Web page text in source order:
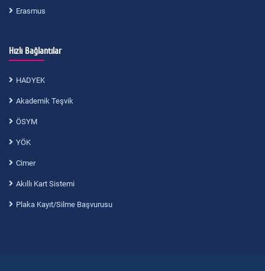
Erasmus
Hızlı Bağlantılar
HADYEK
Akademik Teşvik
ÖSYM
YÖK
Cimer
Akıllı Kart Sistemi
Plaka Kayıt/Silme Başvurusu